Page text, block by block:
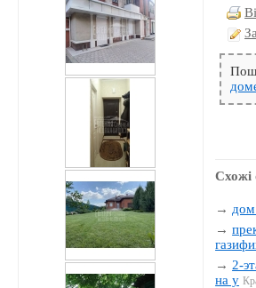
Схожі
→ дом
→
→ 2-
на у